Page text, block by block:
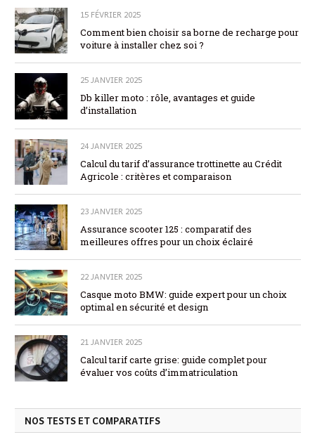
15 FÉVRIER 2025
Comment bien choisir sa borne de recharge pour
voiture à installer chez soi ?
25 JANVIER 2025
Db killer moto : rôle, avantages et guide
d’installation
24 JANVIER 2025
Calcul du tarif d’assurance trottinette au Crédit
Agricole : critères et comparaison
23 JANVIER 2025
Assurance scooter 125 : comparatif des
meilleures offres pour un choix éclairé
22 JANVIER 2025
Casque moto BMW: guide expert pour un choix
optimal en sécurité et design
21 JANVIER 2025
Calcul tarif carte grise: guide complet pour
évaluer vos coûts d’immatriculation
NOS TESTS ET COMPARATIFS